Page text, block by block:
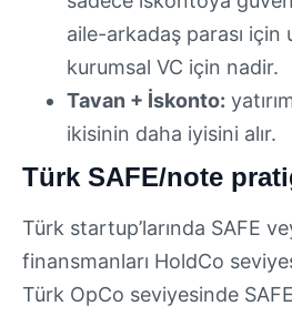
aile-arkadaş parası için
kurumsal VC için nadir.
Tavan + İskonto:
ikisinin daha iyisini alır.
Türk SAFE/note
Türk startup’larında SAFE
finansmanları HoldCo
Türk OpCo seviyesinde